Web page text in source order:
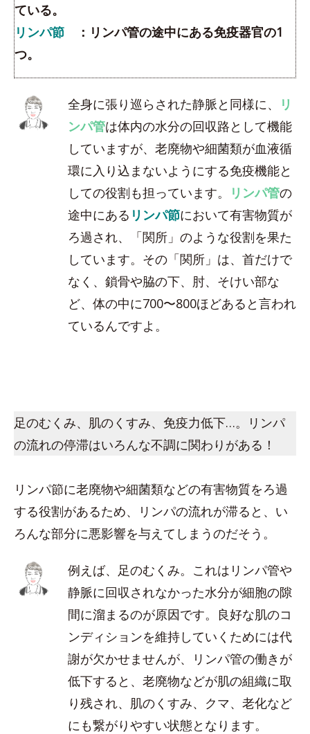
ている。
リンパ節 ：リンパ管の途中にある免疫器官の1
つ。
全身に張り巡らされた静脈と同様に、
リ
ンパ管は体内の水分の回収路として機能
していますが、老廃物や細菌類が血液循
環に入り込まないようにする免疫機能と
しての役割も担っています。
リンパ管の
途中にある リンパ節において有害物質が
ろ過され、「関所」のような役割を果た
しています。その「関所」は、首だけで
なく、鎖骨や脇の下、肘、そけい部な
ど、体の中に700〜800ほどあると言われ
ているんですよ。
足のむくみ、肌のくすみ、免疫力低下…。リンパ
の流れの停滞はいろんな不調に関わりがある！
リンパ節に老廃物や細菌類などの有害物質をろ過
する役割があるため、リンパの流れが滞ると、い
ろんな部分に悪影響を与えてしまうのだそう。
例えば、足のむくみ。これはリンパ管や
静脈に回収されなかった水分が細胞の隙
間に溜まるのが原因です。良好な肌のコ
ンディションを維持していくためには代
謝が欠かせませんが、リンパ管の働きが
低下すると、老廃物などが肌の組織に取
り残され、肌のくすみ、クマ、老化など
にも繋がりやすい状態となります。